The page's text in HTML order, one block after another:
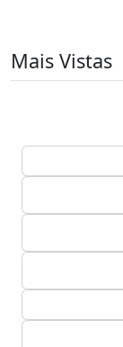
Mais Vistas